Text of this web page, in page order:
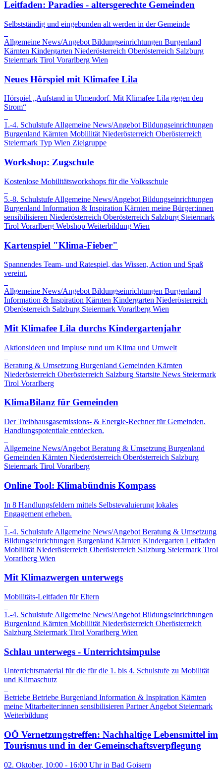
Leitfaden: Paradies - altersgerechte Gemeinden
Selbstständig und eingebunden alt werden in der Gemeinde
Allgemeine News/Angebot Bildungseinrichtungen Burgenland
Kärnten Kindergarten Niederösterreich Oberösterreich Salzburg
Steiermark Tirol Vorarlberg Wien
Neues Hörspiel mit Klimafee Lila
Hörspiel „Aufstand in Ulmendorf. Mit Klimafee Lila gegen den
Strom“
1.-4. SchulstufeAllgemeine News/Angebot Bildungseinrichtungen
Burgenland Kärnten Moblilität Niederösterreich Oberösterreich
Steiermark Typ Wien Zielgruppe
Workshop: Zugschule
Kostenlose Mobilitätsworkshops für die Volksschule
5.-8. Schulstufe Allgemeine News/Angebot Bildungseinrichtungen
Burgenland Information & Inspiration Kärnten meine Bürger:innen
sensibilisieren Niederösterreich Oberösterreich Salzburg Steiermark
Tirol Vorarlberg Webshop Weiterbildung Wien
Kartenspiel "Klima-Fieber"
Spannendes Team- und Ratespiel, das Wissen, Action und Spaß
vereint.
Allgemeine News/Angebot Bildungseinrichtungen Burgenland
Information & Inspiration Kärnten Kindergarten Niederösterreich
Oberösterreich Salzburg Steiermark Vorarlberg Wien
Mit Klimafee Lila durchs Kindergartenjahr
Aktionsideen und Impluse rund um Klima und Umwelt
Beratung & Umsetzung Burgenland Gemeinden Kärnten
Niederösterreich Oberösterreich Salzburg Startsite News Steiermark
Tirol Vorarlberg
KlimaBilanz für Gemeinden
Der Treibhausgasemissions- & Energie-Rechner für Gemeinden.
Handlungspotentiale entdecken.
Allgemeine News/Angebot Beratung & Umsetzung Burgenland
Gemeinden Kärnten Niederösterreich Oberösterreich Salzburg
Steiermark Tirol Vorarlberg
Online Tool: Klimabündnis Kompass
In 8 Handlungsfeldern mittels Selbstevaluierung lokales
Engagement erheben.
1.-4. Schulstufe Allgemeine News/Angebot Beratung & Umsetzung
Bildungseinrichtungen Burgenland Kärnten Kindergarten Leitfaden
Moblilität Niederösterreich Oberösterreich Salzburg Steiermark Tirol
Vorarlberg Wien
Mit Klimazwergen unterwegs
Mobilitäts-Leitfaden für Eltern
1.-4. Schulstufe Allgemeine News/Angebot Bildungseinrichtungen
Burgenland Kärnten Moblilität Niederösterreich Oberösterreich
Salzburg Steiermark Tirol Vorarlberg Wien
Schlau unterwegs - Unterrichtsimpulse
Unterrichtsmaterial für die für die 1. bis 4. Schulstufe zu Mobilität
und Klimaschutz
Betriebe Betriebe Burgenland Information & Inspiration Kärnten
meine Mitarbeiter:innen sensibilisieren Partner Angebot Steiermark
Weiterbildung
OÖ Vernetzungstreffen: Nachhaltige Lebensmittel im
Tourismus und in der Gemeinschaftsverpflegung
02. Oktober, 10:00 - 16:00 Uhr in Bad Goisern